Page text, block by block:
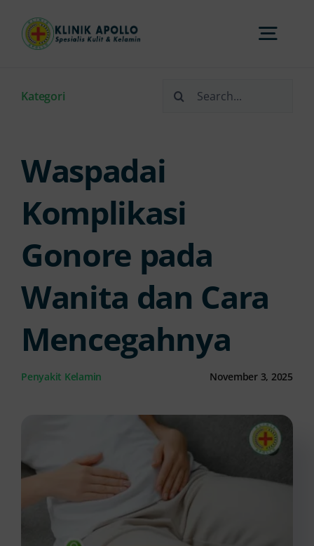
Home
Layanan
FAQs
Artikel
Kontak Kami
Kategori
Search
Waspadai
Komplikasi
Gonore pada
Wanita dan Cara
Mencegahnya
Penyakit Kelamin November 3, 2025